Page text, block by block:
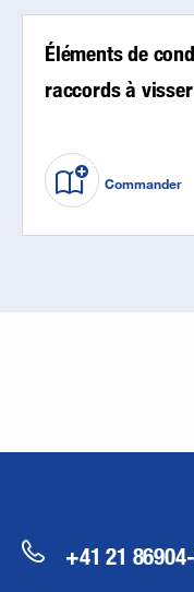
Éléments de
raccords à visser
Commander
+41 21